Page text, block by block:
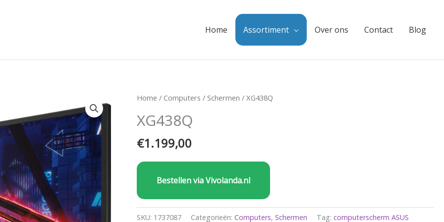
Home Assortiment Over ons Contact Blog
Home / Computers / Schermen / XG438Q
XG438Q
€1.199,00
Bestellen via Vivolanda.nl
SKU: 1737087 Categorieën:Computers,Schermen Tag:computerscherm ASUS